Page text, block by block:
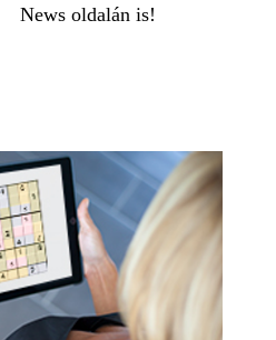
News oldalán is!